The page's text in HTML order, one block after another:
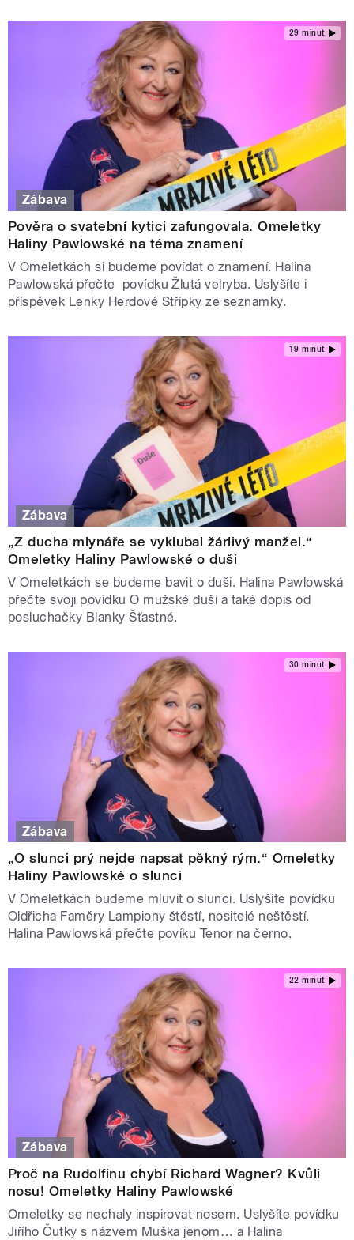
29 minut
Zábava
Pověra o svatební kytici zafungovala. Omeletky
Haliny Pawlowské na téma znamení
V Omeletkách si budeme povídat o znamení. Halina
Pawlowská přečte povídku Žlutá velryba. Uslyšíte i
příspěvek Lenky Herdové Střípky ze seznamky.
19 minut
Zábava
„Z ducha mlynáře se vyklubal žárlivý manžel.“
Omeletky Haliny Pawlowské o duši
V Omeletkách se budeme bavit o duši. Halina Pawlowská
přečte svoji povídku O mužské duši a také dopis od
posluchačky Blanky Šťastné.
30 minut
Zábava
„O slunci prý nejde napsat pěkný rým.“ Omeletky
Haliny Pawlowské o slunci
V Omeletkách budeme mluvit o slunci. Uslyšíte povídku
Oldřicha Faměry Lampiony štěstí, nositelé neštěstí.
Halina Pawlowská přečte povíku Tenor na černo.
22 minut
Zábava
Proč na Rudolfinu chybí Richard Wagner? Kvůli
nosu! Omeletky Haliny Pawlowské
Omeletky se nechaly inspirovat nosem. Uslyšíte povídku
Jiřího Čutky s názvem Muška jenom… a Halina